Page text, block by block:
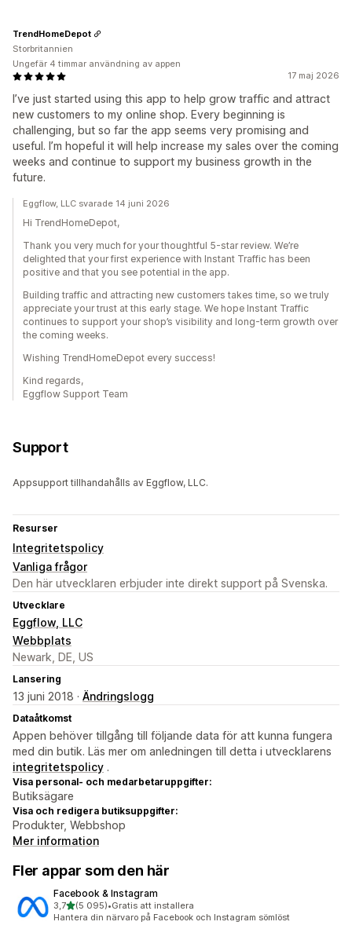
17 maj 2026
I’ve just started using this app to help grow traffic and attract
new customers to my online shop. Every beginning is
challenging, but so far the app seems very promising and
useful. I’m hopeful it will help increase my sales over the coming
weeks and continue to support my business growth in the
future.
TrendHomeDepot
Storbritannien
Ungefär 4 timmar användning av appen
Eggflow, LLC svarade 14 juni 2026
Hi TrendHomeDepot,
Thank you very much for your thoughtful 5-star review. We’re
delighted that your first experience with Instant Traffic has been
positive and that you see potential in the app.
Building traffic and attracting new customers takes time, so we truly
appreciate your trust at this early stage. We hope Instant Traffic
continues to support your shop’s visibility and long-term growth over
the coming weeks.
Wishing TrendHomeDepot every success!
Kind regards,
Eggflow Support Team
Support
Appsupport tillhandahålls av Eggflow, LLC.
Resurser
Integritetspolicy
Vanliga frågor
Den här utvecklaren erbjuder inte direkt support på Svenska.
Utvecklare
Eggflow, LLC
Webbplats
Newark, DE, US
Lansering
13 juni 2018 · Ändringslogg
Dataåtkomst
Appen behöver tillgång till följande data för att kunna fungera
med din butik. Läs mer om anledningen till detta i utvecklarens
integritetspolicy .
Visa personal- och medarbetaruppgifter:
Butiksägare
Visa och redigera butiksuppgifter:
Produkter, Webbshop
Mer information
Fler appar som den här
Facebook & Instagram
3,7av 5 stjärnor
(5 095)
5095 recensioner totalt
•Gratis att installera
Hantera din närvaro på Facebook och Instagram sömlöst